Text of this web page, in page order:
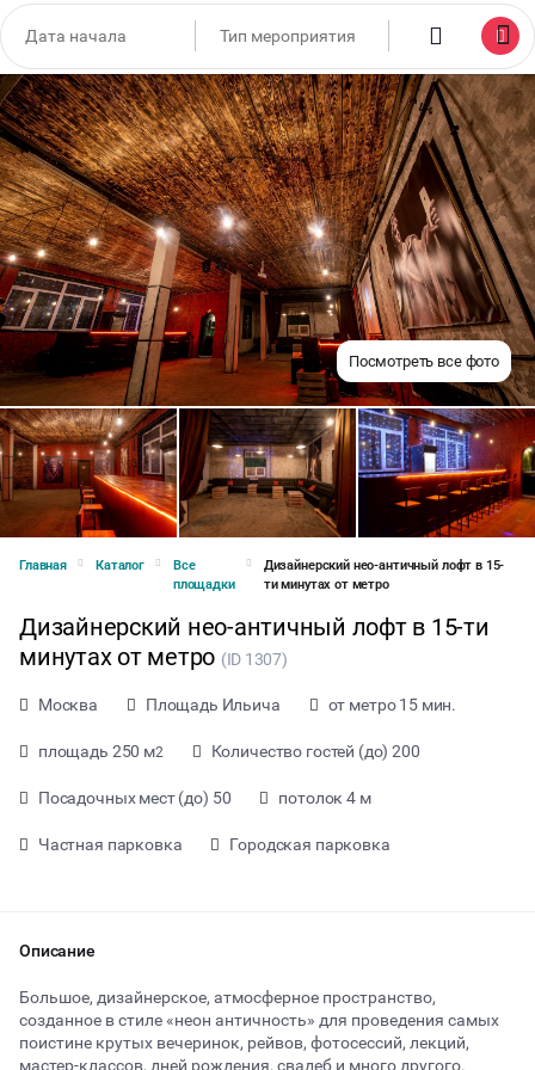
Посмотреть все фото
Главная Каталог
Все
площадки
Дизайнерский нео-античный лофт в 15-
ти минутах от метро
Дизайнерский нео-античный лофт в 15-ти
минутах от метро (ID 1307)
Москва Площадь Ильича от метро 15 мин.
площадь 250 м2 Количество гостей (до) 200
Посадочных мест (до) 50 потолок 4 м
Частная парковка Городская парковка
Описание
Большое, дизайнерское, атмосферное пространство,
созданное в стиле «неон античность» для проведения самых
поистине крутых вечеринок, рейвов, фотосессий, лекций,
мастер-классов, дней рождения, свадеб и много другого.
от 1000 ₽ за час
Тип мероприятия